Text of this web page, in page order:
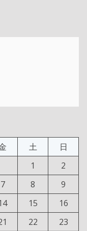
土
日
1
2
7 8
9
15
16
22
23